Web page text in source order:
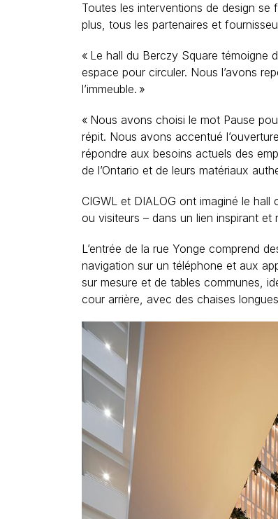
Toutes les interventions de design
plus, tous les partenaires et
« Le hall du Berczy Square témoigne
espace pour circuler. Nous l’avons
l’immeuble. »
« Nous avons choisi le mot Pause
répit. Nous avons accentué
répondre aux besoins actuels des
de l’Ontario et de leurs matériaux
CIGWL et DIALOG ont imaginé le
ou visiteurs – dans un lien inspirant et
L’entrée de la rue Yonge comprend
navigation sur un téléphone et aux
sur mesure et de tables communes,
cour arrière, avec des chaises